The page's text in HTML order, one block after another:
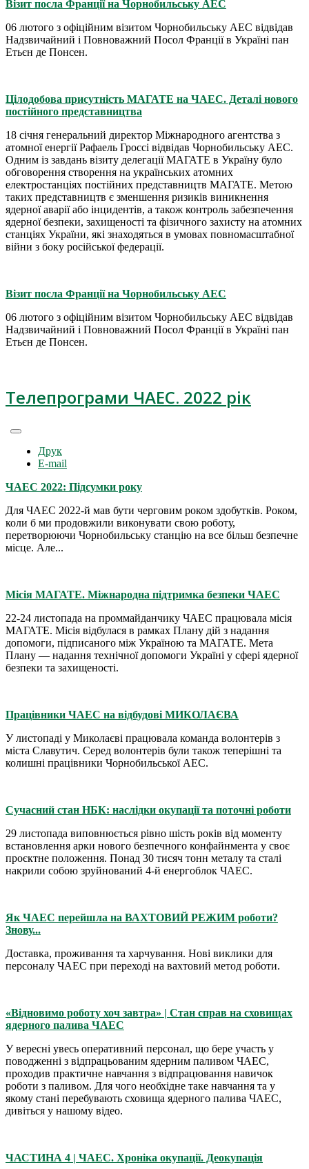
Візит посла Франції на Чорнобильську АЕС
06 лютого з офіційним візитом Чорнобильську АЕС відвідав
Надзвичайний і Повноважний Посол Франції в Україні пан
Етьєн де Понсен.
Цілодобова присутність МАГАТЕ на ЧАЕС. Деталі нового
постійного представництва
18 січня генеральний директор Міжнародного агентства з
атомної енергії Рафаель Гроссі відвідав Чорнобильську АЕС.
Одним із завдань візиту делегації МАГАТЕ в Україну було
обговорення створення на українських атомних
електростанціях постійних представництв МАГАТЕ. Метою
таких представництв є зменшення ризиків виникнення
ядерної аварії або інцидентів, а також контроль забезпечення
ядерної безпеки, захищеності та фізичного захисту на атомних
станціях України, які знаходяться в умовах повномасштабної
війни з боку російської федерації.
Візит посла Франції на Чорнобильську АЕС
06 лютого з офіційним візитом Чорнобильську АЕС відвідав
Надзвичайний і Повноважний Посол Франції в Україні пан
Етьєн де Понсен.
Телепрограми ЧАЕС. 2022 рік
Друк
E-mail
ЧАЕС 2022: Підсумки року
Для ЧАЕС 2022-й мав бути черговим роком здобутків. Роком,
коли б ми продовжили виконувати свою роботу,
перетворюючи Чорнобильську станцію на все більш безпечне
місце. Але...
Місія МАГАТЕ. Міжнародна підтримка безпеки ЧАЕС
22-24 листопада на проммайданчику ЧАЕС працювала місія
МАГАТЕ. Місія відбулася в рамках Плану дій з надання
допомоги, підписаного між Україною та МАГАТЕ. Мета
Плану — надання технічної допомоги Україні у сфері ядерної
безпеки та захищеності.
Працівники ЧАЕС на відбудові МИКОЛАЄВА
У листопаді у Миколаєві працювала команда волонтерів з
міста Славутич. Серед волонтерів були також теперішні та
колишні працівники Чорнобильської АЕС.
Сучасний стан НБК: наслідки окупації та поточні роботи
29 листопада виповнюється рівно шість років від моменту
встановлення арки нового безпечного конфайнмента у своє
проєктне положення. Понад 30 тисяч тонн металу та сталі
накрили собою зруйнований 4-й енергоблок ЧАЕС.
Як ЧАЕС перейшла на ВАХТОВИЙ РЕЖИМ роботи?
Знову...
Доставка, проживання та харчування. Нові виклики для
персоналу ЧАЕС при переході на вахтовий метод роботи.
«Відновимо роботу хоч завтра» | Стан справ на сховищах
ядерного палива ЧАЕС
У вересні увесь оперативний персонал, що бере участь у
поводженні з відпрацьованим ядерним паливом ЧАЕС,
проходив практичне навчання з відпрацювання навичок
роботи з паливом. Для чого необхідне таке навчання та у
якому стані перебувають сховища ядерного палива ЧАЕС,
дивіться у нашому відео.
ЧАСТИНА 4 | ЧАЕС. Хроніка окупації. Деокупація